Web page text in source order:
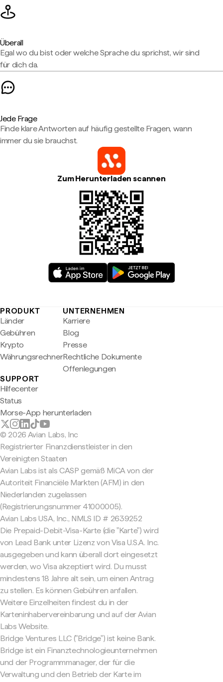
Überall
Egal wo du bist oder welche Sprache du sprichst, wir sind
für dich da.
Jede Frage
Finde klare Antworten auf häufig gestellte Fragen, wann
immer du sie brauchst.
Zum Herunterladen scannen
PRODUKT
Länder
Gebühren
Krypto
Währungsrechner
UNTERNEHMEN
Karriere
Blog
Presse
Rechtliche Dokumente
Offenlegungen
SUPPORT
Hilfecenter
Status
Morse-App herunterladen
© 2026 Avian Labs, Inc
Registrierter Finanzdienstleister in den
Vereinigten Staaten
Avian Labs ist als CASP gemäß MiCA von der
Autoriteit Financiële Markten (AFM) in den
Niederlanden zugelassen
(Registrierungsnummer 41000005).
Avian Labs USA, Inc., NMLS ID # 2639252
Die Prepaid-Debit-Visa-Karte (die "Karte") wird
von Lead Bank unter Lizenz von Visa U.S.A. Inc.
ausgegeben und kann überall dort eingesetzt
werden, wo Visa akzeptiert wird. Du musst
mindestens 18 Jahre alt sein, um einen Antrag
zu stellen. Es können Gebühren anfallen.
Weitere Einzelheiten findest du in der
Karteninhabervereinbarung und auf der Avian
Labs Website.
Bridge Ventures LLC ("Bridge") ist keine Bank.
Bridge ist ein Finanztechnologieunternehmen
und der Programmmanager, der für die
Verwaltung und den Betrieb der Karte im